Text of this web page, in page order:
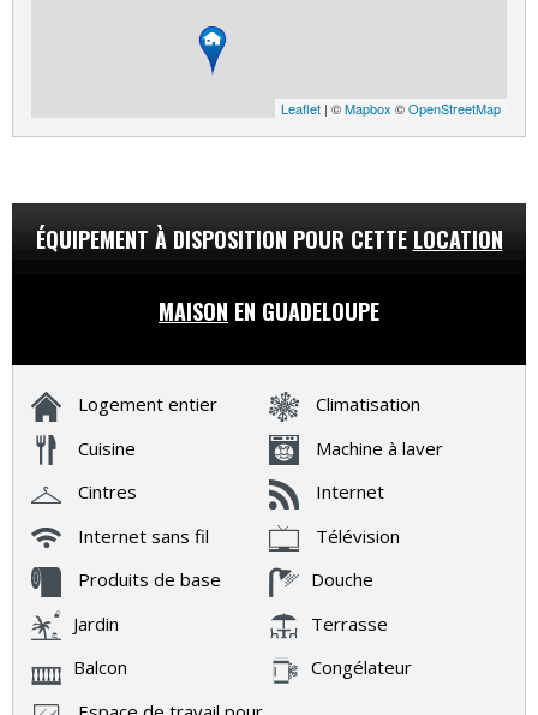
Leaflet | ©Mapbox ©OpenStreetMap
ÉQUIPEMENT À DISPOSITION POUR CETTE LOCATION
MAISON EN GUADELOUPE
Logement entier
Climatisation
Cuisine
Machine à laver
Cintres
Internet
Internet sans fil
Télévision
Produits de base
Douche
Jardin
Terrasse
Balcon
Congélateur